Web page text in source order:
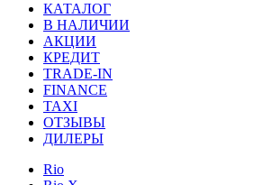
КАТАЛОГ
В НАЛИЧИИ
АКЦИИ
КРЕДИТ
TRADE-IN
FINANCE
TAXI
ОТЗЫВЫ
ДИЛЕРЫ
Rio